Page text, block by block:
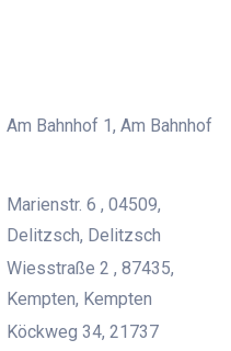
Am Bahnhof 1, Am Bahnhof
Marienstr. 6 , 04509,
Delitzsch, Delitzsch
Wiesstraße 2 , 87435,
Kempten, Kempten
Köckweg 34, 21737